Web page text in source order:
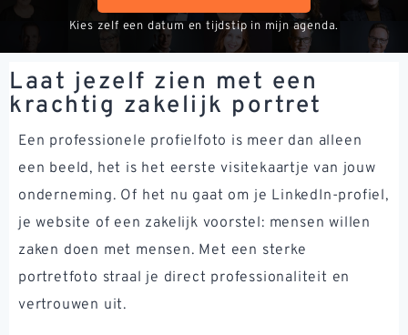
Kies zelf een datum en tijdstip in mijn agenda.
Laat jezelf zien met een
krachtig zakelijk portret
Een professionele profielfoto is meer dan alleen
een beeld, het is het eerste visitekaartje van jouw
onderneming. Of het nu gaat om je LinkedIn-profiel,
je website of een zakelijk voorstel: mensen willen
zaken doen met mensen. Met een sterke
portretfoto straal je direct professionaliteit en
vertrouwen uit.